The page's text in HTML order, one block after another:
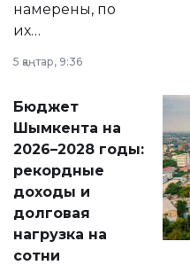
намерены, по
их
принести
народу
Венесуэлы.
5 қаңтар, 9:36
Бюджет
Шымкента на
2026–2028 годы:
рекордные
доходы и
долговая
нагрузка на
сотни